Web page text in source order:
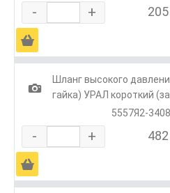
- +
Ä
1
Шланг высокого
гайка) УРАЛ короткий
5557Я2-
- +
Ä